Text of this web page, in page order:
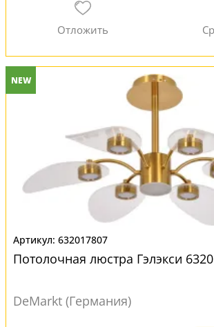
NEW
632017807
Потолочная люстра Гэлэкси
DeMarkt (Германия)